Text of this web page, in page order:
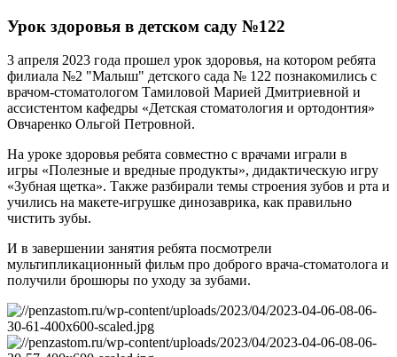
Урок здоровья в детском саду №122
3 апреля 2023 года прошел урок здоровья, на котором ребята
филиала №2 "Малыш" детского сада № 122 познакомились с
врачом-стоматологом Тамиловой Марией Дмитриевной и
ассистентом кафедры «Детская стоматология и ортодонтия»
Овчаренко Ольгой Петровной.
На уроке здоровья ребята совместно с врачами играли в
игры «Полезные и вредные продукты», дидактическую игру
«Зубная щетка». Также разбирали темы строения зубов и рта и
учились на макете-игрушке динозаврика, как правильно
чистить зубы.
И в завершении занятия ребята посмотрели
мультипликационный фильм про доброго врача-стоматолога и
получили брошюры по уходу за зубами.